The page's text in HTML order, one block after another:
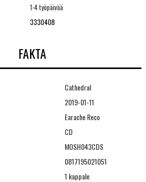
1-4 työpäivää
3330408
FAKTA
Cathedral
2019-01-11
Earache Reco
CD
MOSH043CDS
0817195021051
1 kappale